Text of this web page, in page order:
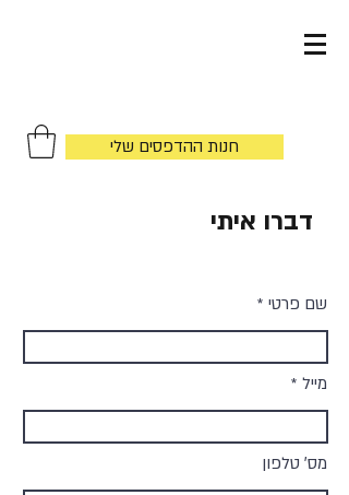
חנות ההדפסים שלי
דברו איתי
שם פרטי
מייל
מס׳ טלפון